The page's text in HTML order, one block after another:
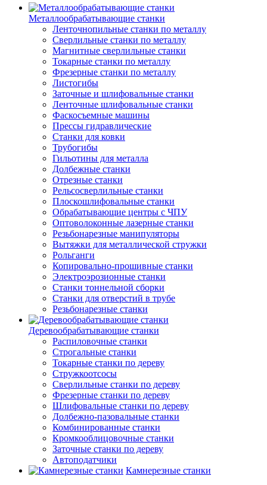
Металлообрабатывающие станки
Ленточнопильные станки по металлу
Сверлильные станки по металлу
Магнитные сверлильные станки
Токарные станки по металлу
Фрезерные станки по металлу
Листогибы
Заточные и шлифовальные станки
Ленточные шлифовальные станки
Фаскосъемные машины
Прессы гидравлические
Станки для ковки
Трубогибы
Гильотины для металла
Долбежные станки
Отрезные станки
Рельсосверлильные станки
Плоскошлифовальные станки
Обрабатывающие центры с ЧПУ
Оптоволоконные лазерные станки
Резьбонарезные манипуляторы
Вытяжки для металлической стружки
Рольганги
Копировально-прошивные станки
Электроэрозионные станки
Станки тоннельной сборки
Станки для отверстий в трубе
Резьбонарезные станки
Деревообрабатывающие станки
Распиловочные станки
Строгальные станки
Токарные станки по дереву
Стружкоотсосы
Сверлильные станки по дереву
Фрезерные станки по дереву
Шлифовальные станки по дереву
Долбежно-пазовальные станки
Комбинированные станки
Кромкооблицовочные станки
Заточные станки по дереву
Автоподатчики
Камнерезные станки